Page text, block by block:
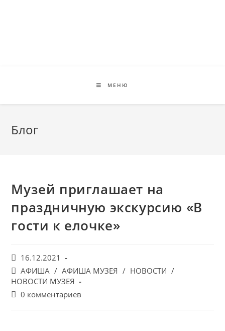
МЕНЮ
Блог
Музей приглашает на
праздничную экскурсию «В
гости к елочке»
Запись
опубликована:
16.12.2021
Post
category:
АФИША / АФИША МУЗЕЯ / НОВОСТИ /
НОВОСТИ МУЗЕЯ
Post0 комментариев